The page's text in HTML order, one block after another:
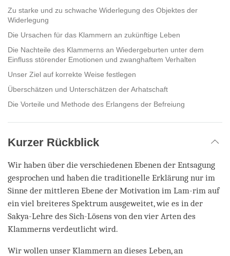
Zu starke und zu schwache Widerlegung des Objektes der
Widerlegung
Die Ursachen für das Klammern an zukünftige Leben
Die Nachteile des Klammerns an Wiedergeburten unter dem
Einfluss störender Emotionen und zwanghaftem Verhalten
Unser Ziel auf korrekte Weise festlegen
Überschätzen und Unterschätzen der Arhatschaft
Die Vorteile und Methode des Erlangens der Befreiung
Kurzer Rückblick
Wir haben über die verschiedenen Ebenen der Entsagung
gesprochen und haben die traditionelle Erklärung nur im
Sinne der mittleren Ebene der Motivation im Lam-rim auf
ein viel breiteres Spektrum ausgeweitet, wie es in der
Sakya-Lehre des Sich-Lösens von den vier Arten des
Klammerns verdeutlicht wird.
Wir wollen unser Klammern an dieses Leben, an